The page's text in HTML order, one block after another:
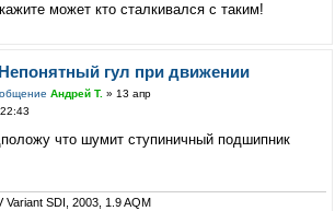
может кто сталкивался с таким!
гул при движении
Андрей Т. » 13 апр
что шумит ступиничный подшипник
Variant SDI, 2003, 1.9 AQM